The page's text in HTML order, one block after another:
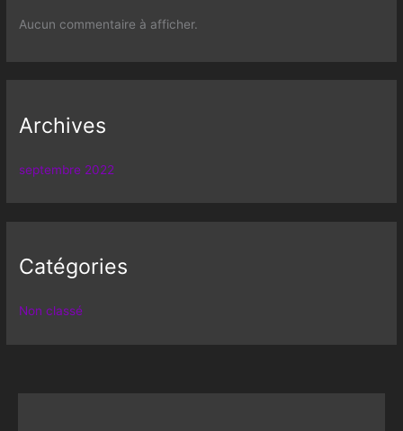
Aucun commentaire à afficher.
Archives
septembre 2022
Catégories
Non classé